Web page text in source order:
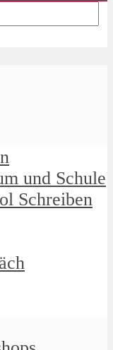
und Schule
Schreiben